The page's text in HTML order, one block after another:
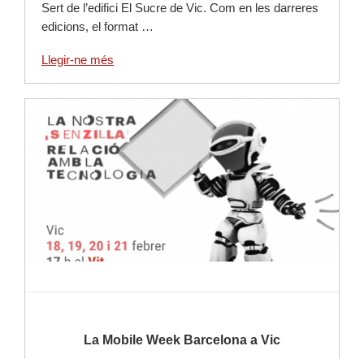
Sert de l’edifici El Sucre de Vic. Com en les darreres
edicions, el format …
Llegir-ne més
Llegir-ne més
La Mobile Week Barcelona a Vic